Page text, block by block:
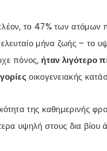
το 47% των ατόμων
μήνα ζωής – το
πόνος, ήταν λιγότερο
οικογενειακής
της καθημερινής
υψηλή στους δια βίου